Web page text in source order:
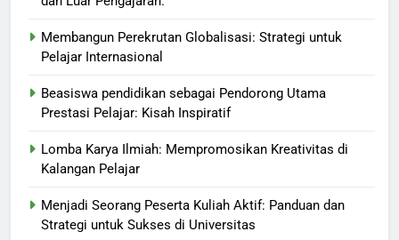
Membangun Perekrutan Globalisasi: Strategi untuk
Pelajar Internasional
Beasiswa pendidikan sebagai Pendorong Utama
Prestasi Pelajar: Kisah Inspiratif
Lomba Karya Ilmiah: Mempromosikan Kreativitas di
Kalangan Pelajar
Menjadi Seorang Peserta Kuliah Aktif: Panduan dan
Strategi untuk Sukses di Universitas